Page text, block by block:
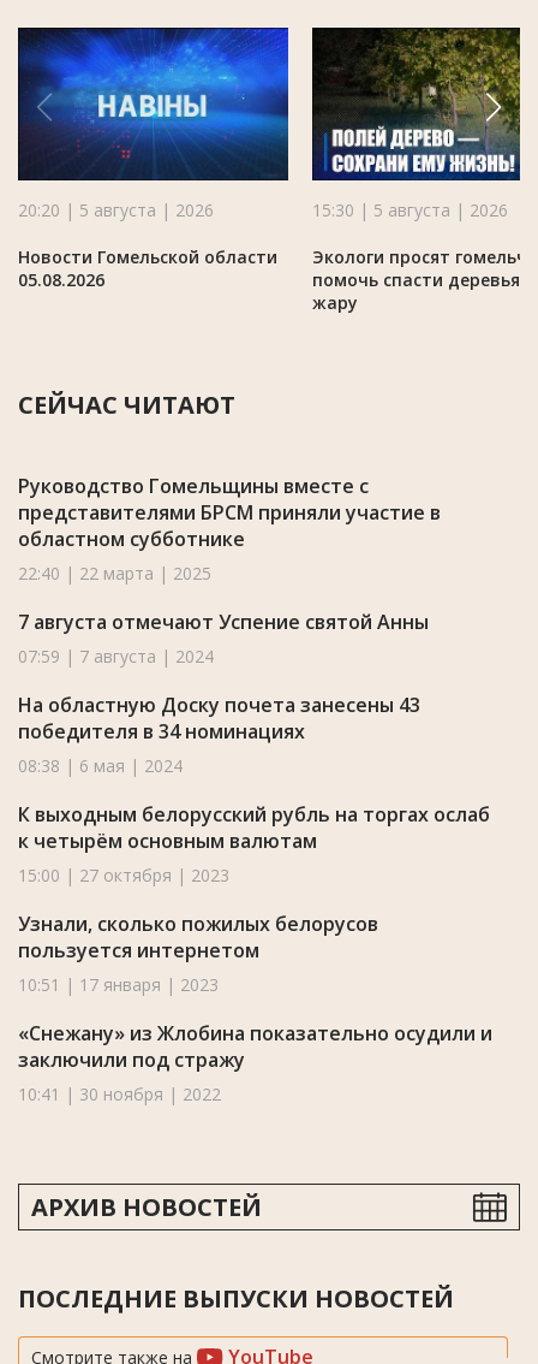
20:20 | 5 августа | 2026
Новости Гомельской области
05.08.2026
15:30 | 5 августа | 2026
Экологи просят
помочь спасти деревья в
жару
СЕЙЧАС ЧИТАЮТ
Руководство Гомельщины вместе с
представителями БРСМ приняли участие в
областном субботнике
22:40 | 22 марта | 2025
7 августа отмечают Успение святой Анны
07:59 | 7 августа | 2024
На областную Доску почета занесены 43
победителя в 34 номинациях
08:38 | 6 мая | 2024
К выходным белорусский рубль на торгах ослаб
к четырём основным валютам
15:00 | 27 октября | 2023
Узнали, сколько пожилых белорусов
пользуется интернетом
10:51 | 17 января | 2023
«Снежану» из Жлобина показательно осудили и
заключили под стражу
10:41 | 30 ноября | 2022
АРХИВ НОВОСТЕЙ
ПОСЛЕДНИЕ ВЫПУСКИ НОВОСТЕЙ
Смотрите также на YouTube